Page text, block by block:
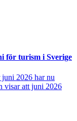
för turism i Sverige
2026 har nu
visar att juni 2026